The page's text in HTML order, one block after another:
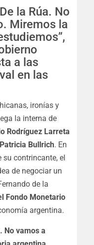
la Rúa. No
Miremos la
a las
en las
ironías y
la interna de
Rodríguez Larreta
Bullrich. En
contrincante, el
de negociar un
de la
Fondo Monetario
argentina.
No vamos a